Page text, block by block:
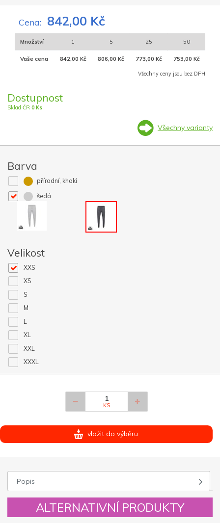
Cena: 842,00 Kč
Množství 1 5 25 50
Vaše cena 842,00 Kč 806,00 Kč 773,00 Kč 753,00 Kč
Všechny ceny jsou bez DPH
Dostupnost
Sklad ČR 0 Ks
Všechny varianty
Barva
přírodní, khaki
šedá
Velikost
XXS
XS
S
M
L
XL
XXL
XXXL
KS
vložit do výběru
Popis
ALTERNATIVNÍ PRODUKTY